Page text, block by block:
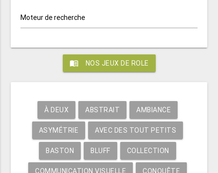
Moteur de recherche
menu_book NOS JEUX DE ROLE
À DEUX ABSTRAIT AMBIANCE
ASYMÉTRIE AVEC DES TOUT PETITS
BASTON BLUFF COLLECTION
COMMUNICATION VISUELLE CONQUÊTE